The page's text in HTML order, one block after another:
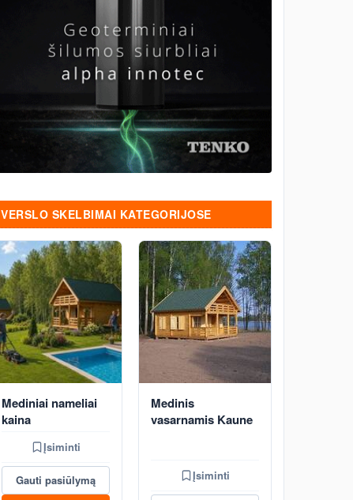
VERSLO SKELBIMAI KATEGORIJOSE
Mediniai nameliai
kaina
Įsiminti
Gauti pasiūlymą
Medinis
vasarnamis Kaune
Įsiminti